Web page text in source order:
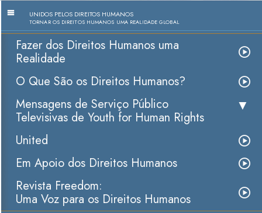
UNIDOS PELOS DIREITOS HUMANOS
TORNAR OS DIREITOS HUMANOS UMA REALIDADE GLOBAL
Fazer dos Direitos Humanos uma
Realidade
O Que São os Direitos Humanos?
Mensagens de Serviço Público
Televisivas de Youth for Human Rights
United
Em Apoio dos Direitos Humanos
Revista Freedom:
Uma Voz para os Direitos Humanos